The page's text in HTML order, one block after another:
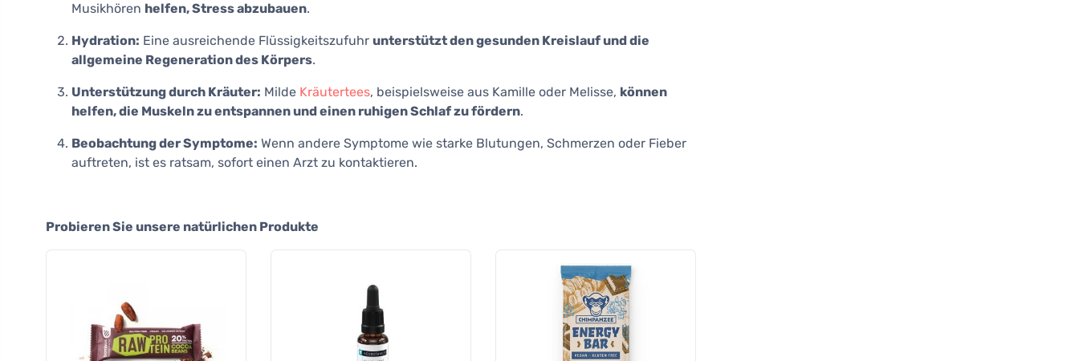
Musikhören helfen, Stress abzubauen.
Hydration: Eine ausreichende Flüssigkeitszufuhr unterstützt den gesunden Kreislauf und die
allgemeine Regeneration des Körpers.
Unterstützung durch Kräuter: Milde Kräutertees, beispielsweise aus Kamille oder Melisse, können
helfen, die Muskeln zu entspannen und einen ruhigen Schlaf zu fördern.
Beobachtung der Symptome: Wenn andere Symptome wie starke Blutungen, Schmerzen oder Fieber
auftreten, ist es ratsam, sofort einen Arzt zu kontaktieren.
Probieren Sie unsere natürlichen Produkte